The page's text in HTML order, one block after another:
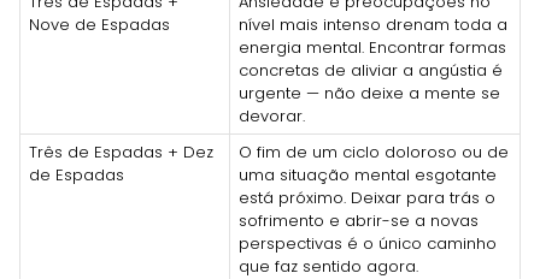
Nove de Espadas
nível mais intenso drenam toda a
energia mental. Encontrar formas
concretas de aliviar a angústia é
urgente — não deixe a mente se
devorar.
Três de Espadas + Dez
de Espadas
O fim de um ciclo doloroso ou de
uma situação mental esgotante
está próximo. Deixar para trás o
sofrimento e abrir-se a novas
perspectivas é o único caminho
que faz sentido agora.